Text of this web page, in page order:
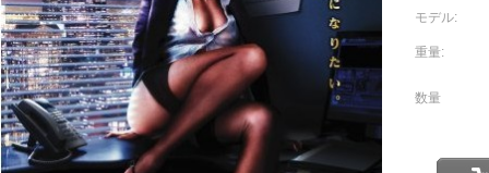
モデル:
重量:
数量